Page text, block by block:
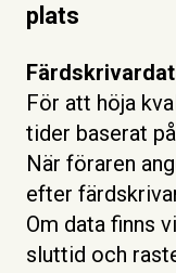
plats
För att höja
tider baserat
När föraren
efter
Om data finns
sluttid och